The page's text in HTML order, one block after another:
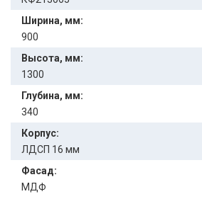
Ширина, мм:
900
Высота, мм:
1300
Глубина, мм:
340
Корпус:
ЛДСП 16 мм
Фасад:
МДФ